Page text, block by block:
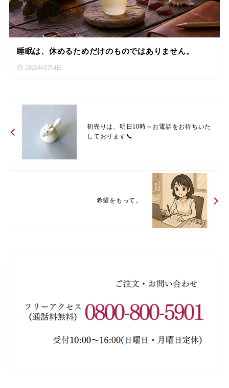
睡眠は、休めるためだけのものではありません。
2026年8月4日
初売りは、明日10時～お電話をお待ちいた
しております📞
希望をもって。